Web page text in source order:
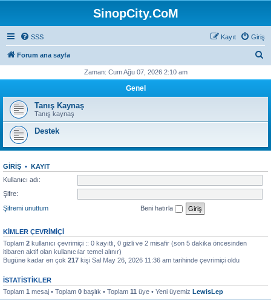
SinopCity.CoM
SSS Giriş
Kayıt
Forum ana sayfa
Zaman: Cum Ağu 07, 2026 2:10 am
Genel
Tanış Kaynaş
Tanış kaynaş
Destek
GIRIŞ • KAYIT
Kullanıcı adı:
Şifre:
Şifremi unuttum
Beni hatırla
KIMLER ÇEVRIMIÇI
Toplam 2 kullanıcı çevrimiçi :: 0 kayıtlı, 0 gizli ve 2 misafir (son 5 dakika öncesinden
itibaren aktif olan kullanıcılar temel alınır)
Bugüne kadar en çok 217 kişi Sal May 26, 2026 11:36 am tarihinde çevrimiçi oldu
İSTATISTIKLER
Toplam 1 mesaj • Toplam 0 başlık • Toplam 11 üye • Yeni üyemiz LewisLep